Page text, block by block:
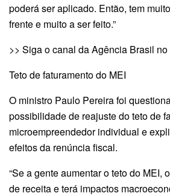
poderá ser aplicado. Então, tem
frente e muito a ser feito.”
>> Siga o canal da Agência Brasil
Teto de faturamento do MEI
O ministro Paulo Pereira foi
possibilidade de reajuste do teto de
microempreendedor individual e
efeitos da renúncia fiscal.
“Se a gente aumentar o teto do MEI,
de receita e terá impactos